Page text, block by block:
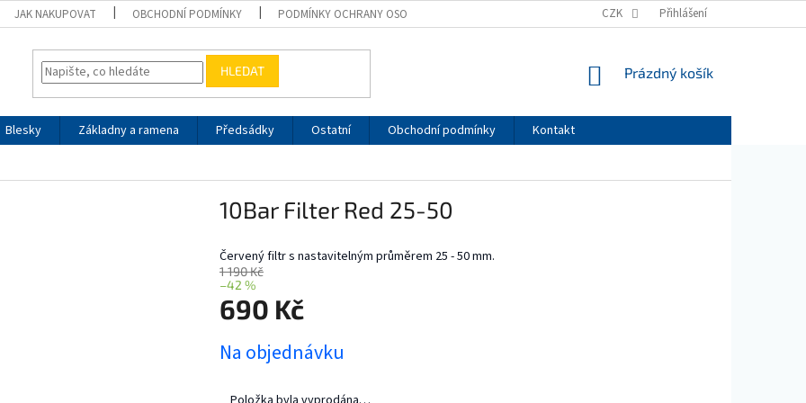
JAK NAKUPOVAT OBCHODNÍ PODMÍNKY PODMÍNKY OCHRANY OSOBNÍCH ÚDAJŮ CZK Přihlášení
HLEDAT
NÁKUPNÍ
Prázdný košík
Blesky Základny a ramena Předsádky Ostatní Obchodní podmínky
Kontakt
10Bar Filter Red 25-50
Červený filtr s nastavitelným průměrem 25 - 50 mm.
1 190 Kč
–42 %
690 Kč
cena:
Na objednávku